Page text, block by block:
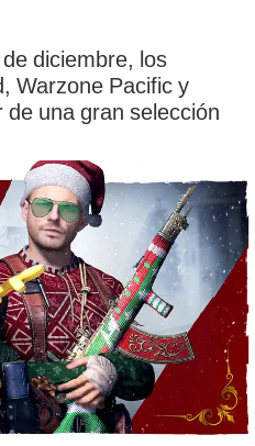
diciembre, los
Warzone Pacific y
una gran selección